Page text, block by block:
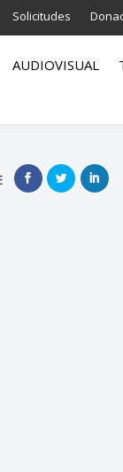
Solicitudes
AUDIOVISUAL